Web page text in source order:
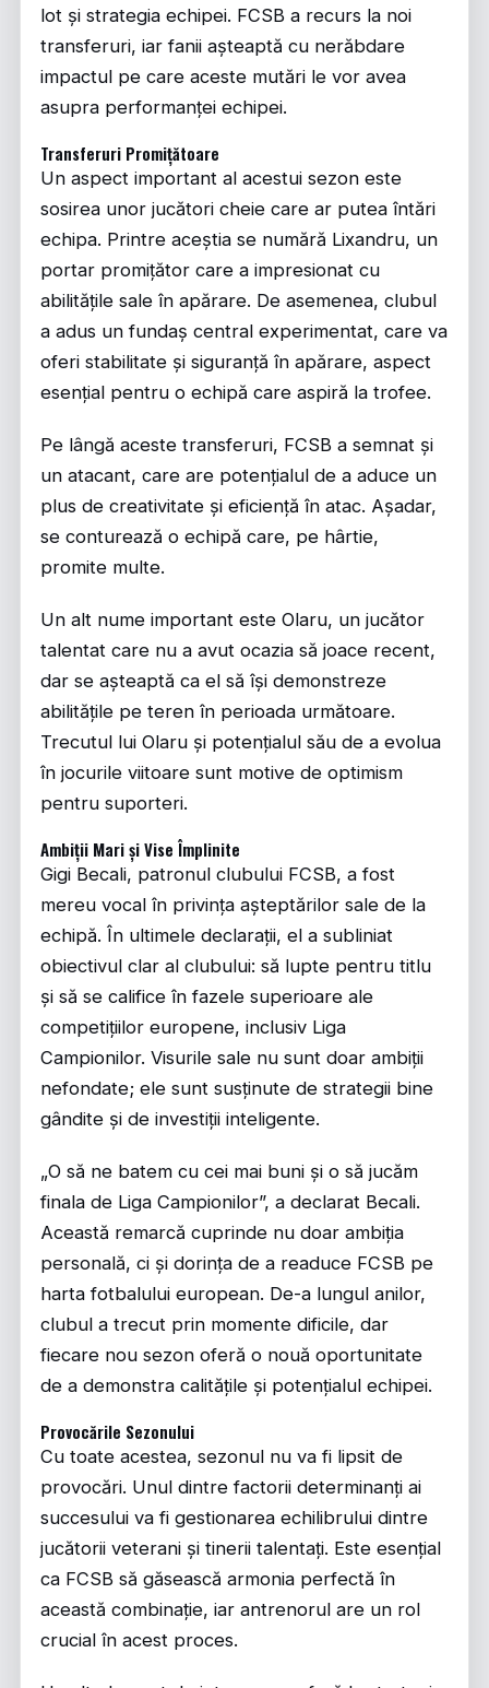
lot și strategia echipei. FCSB a recurs la noi
transferuri, iar fanii așteaptă cu nerăbdare
impactul pe care aceste mutări le vor avea
asupra performanței echipei.
Transferuri Promițătoare
Un aspect important al acestui sezon este
sosirea unor jucători cheie care ar putea întări
echipa. Printre aceștia se numără Lixandru, un
portar promițător care a impresionat cu
abilitățile sale în apărare. De asemenea, clubul
a adus un fundaș central experimentat, care va
oferi stabilitate și siguranță în apărare, aspect
esențial pentru o echipă care aspiră la trofee.
Pe lângă aceste transferuri, FCSB a semnat și
un atacant, care are potențialul de a aduce un
plus de creativitate și eficiență în atac. Așadar,
se conturează o echipă care, pe hârtie,
promite multe.
Un alt nume important este Olaru, un jucător
talentat care nu a avut ocazia să joace recent,
dar se așteaptă ca el să își demonstreze
abilitățile pe teren în perioada următoare.
Trecutul lui Olaru și potențialul său de a evolua
în jocurile viitoare sunt motive de optimism
pentru suporteri.
Ambiții Mari și Vise Împlinite
Gigi Becali, patronul clubului FCSB, a fost
mereu vocal în privința așteptărilor sale de la
echipă. În ultimele declarații, el a subliniat
obiectivul clar al clubului: să lupte pentru titlu
și să se califice în fazele superioare ale
competițiilor europene, inclusiv Liga
Campionilor. Visurile sale nu sunt doar ambiții
nefondate; ele sunt susținute de strategii bine
gândite și de investiții inteligente.
„O să ne batem cu cei mai buni și o să jucăm
finala de Liga Campionilor”, a declarat Becali.
Această remarcă cuprinde nu doar ambiția
personală, ci și dorința de a readuce FCSB pe
harta fotbalului european. De-a lungul anilor,
clubul a trecut prin momente dificile, dar
fiecare nou sezon oferă o nouă oportunitate
de a demonstra calitățile și potențialul echipei.
Provocările Sezonului
Cu toate acestea, sezonul nu va fi lipsit de
provocări. Unul dintre factorii determinanți ai
succesului va fi gestionarea echilibrului dintre
jucătorii veterani și tinerii talentați. Este esențial
ca FCSB să găsească armonia perfectă în
această combinație, iar antrenorul are un rol
crucial în acest proces.